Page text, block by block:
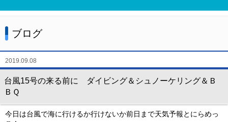
ステップアップコース
会員限定ツアー
ビッグツアー
ブログ
2019.09.08
台風15号の来る前に ダイビング＆シュノーケリング＆Ｂ
ＢＱ
今日は台風で海に行けるか行けないか前日まで天気予報とにらめっ